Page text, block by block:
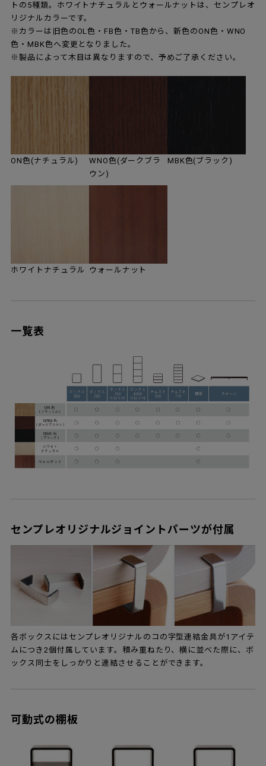
トの5種類。ホワイトナチュラルとウォールナットは、センプレオ
リジナルカラーです。
※カラーは旧色のOL色・FB色・TB色から、新色のON色・WNO
色・MBK色へ変更となりました。
※製品によって木目は異なりますので、予めご了承ください。
ON色(ナチュラル)
WNO色(ダークブラ
ウン)
MBK色(ブラック)
ホワイトナチュラル ウォールナット
一覧表
センプレオリジナルジョイントパーツが付属
各ボックスにはセンプレオリジナルのコの字型連結金具が1アイテ
ムにつき2個付属しています。積み重ねたり、横に並べた際に、ボ
ックス同士をしっかりと連結させることができます。
可動式の棚板